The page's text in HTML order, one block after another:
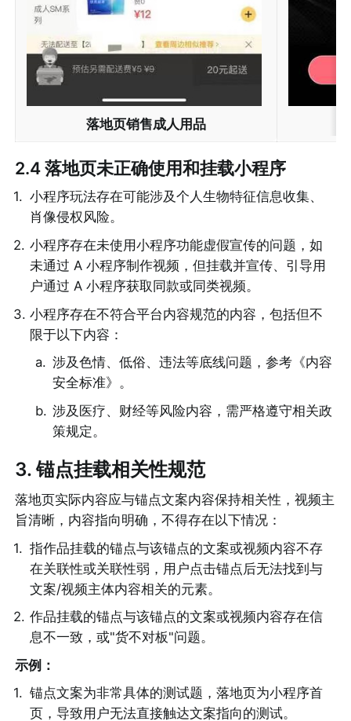
落地页销售成人用品
2.4 落地页未正确使用和挂载小程序
1. 小程序玩法存在可能涉及个人生物特征信息收集、
肖像侵权风险。
2. 小程序存在未使用小程序功能虚假宣传的问题，如
未通过 A 小程序制作视频，但挂载并宣传、引导用
户通过 A 小程序获取同款或同类视频。
3. 小程序存在不符合平台内容规范的内容，包括但不
限于以下内容：
a. 涉及色情、低俗、违法等底线问题，参考《内容
安全标准》。
b. 涉及医疗、财经等风险内容，需严格遵守相关政
策规定。
3. 锚点挂载相关性规范
落地页实际内容应与锚点文案内容保持相关性，视频主
旨清晰，内容指向明确，不得存在以下情况：
1. 指作品挂载的锚点与该锚点的文案或视频内容不存
在关联性或关联性弱，用户点击锚点后无法找到与
文案/视频主体内容相关的元素。
2. 作品挂载的锚点与该锚点的文案或视频内容存在信
息不一致，或"货不对板"问题。
示例：
1. 锚点文案为非常具体的测试题，落地页为小程序首
页，导致用户无法直接触达文案指向的测试。